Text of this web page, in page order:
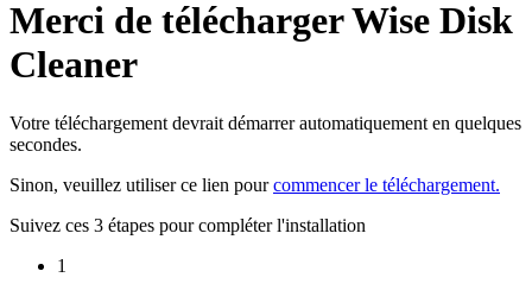
Merci de télécharger Wise Disk
Cleaner
Votre téléchargement devrait démarrer automatiquement en quelques
secondes.
Sinon, veuillez utiliser ce lien pourcommencer le téléchargement.
Suivez ces 3 étapes pour compléter l'installation
1